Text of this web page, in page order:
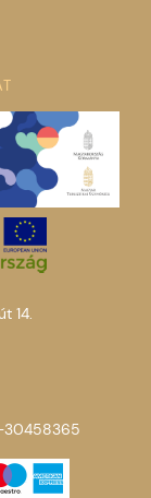
14.